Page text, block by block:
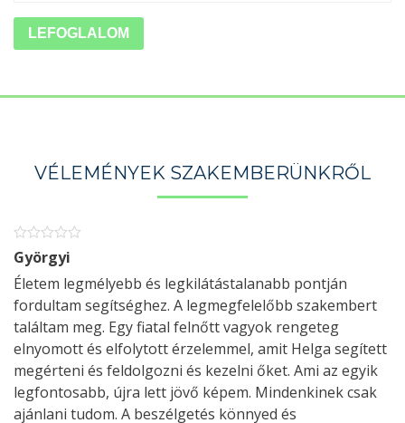
LEFOGLALOM
VÉLEMÉNYEK SZAKEMBERÜNKRŐL
Györgyi
Életem legmélyebb és legkilátástalanabb pontján
fordultam segítséghez. A legmegfelelőbb szakembert
találtam meg. Egy fiatal felnőtt vagyok rengeteg
elnyomott és elfolytott érzelemmel, amit Helga segített
megérteni és feldolgozni és kezelni őket. Ami az egyik
legfontosabb, újra lett jövő képem. Mindenkinek csak
ajánlani tudom. A beszélgetés könnyed és